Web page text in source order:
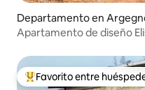
Departamento en
Apartamento de diseño
De los mejores en
Favorito entre